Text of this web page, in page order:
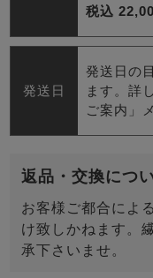
税込
発送日
発送日の
ます。詳
ご案内」
返品・交換につ
お客様ご都合によ
け致しかねます。
承下さいませ。